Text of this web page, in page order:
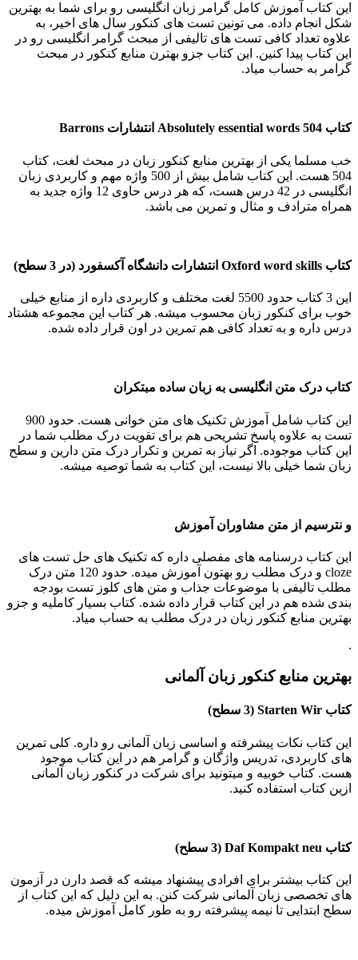
این کتاب آموزش کامل گرامر زبان انگلیسی رو برای شما به بهترین
شکل انجام داده. می تونین تست های کنکور سال های اخیر، به
علاوه تعداد کافی تست های تالیفی از مبحث گرامر انگلیسی رو در
این کتاب پیدا کنین. این کتاب جزو بهترن منابع کنکور در مبحث
گرامر به حساب میاد.
کتاب Absolutely essential words 504 انتشارات Barrons
خب مسلما یکی از بهترین منابع کنکور زبان در مبحث لغت، کتاب
504 هست. این کتاب شامل بیش از 500 واژه مهم و کاربردی زبان
انگلیسی در 42 درس هست، که هر درس حاوی 12 واژه جدید به
همراه مترادف و مثال و تمرین می باشد.
کتاب Oxford word skills انتشارات دانشگاه آکسفورد (در 3 سطح)
این 3 کتاب حدود 5500 لغت مختلف و کاربردی داره از منابع خیلی
خوب برای کنکور زبان محسوب میشه. هر کتاب این مجموعه هشتاد
درس داره و به تعداد کافی هم تمرین در اون قرار داده شده.
کتاب درک متن انگلیسی به زبان ساده مبتکران
این کتاب شامل آموزش تکنیک‌ ها‌ی متن‌ خوانی هست. حدود 900
تست به علاوه پاسخ تشریحی هم برای تقویت درک مطلب شما در
این کتاب موجوده. اگر نیاز به تمرین و تکرار درک متن دارین و سطح
زبان شما خیلی بالا نیست، این کتاب به شما توصیه میشه.
و نترسیم از متن مشاوران آموزش
این کتاب درسنامه های مفصلی داره که تکنیک های حل تست های
cloze و درک مطلب رو بهتون آموزش میده. حدود 120 متن درک
مطلب تالیفی با موضوعات جذاب و متن‌ های کلوز تست بودجه
بندی شده هم در این کتاب قرار داده شده. کتاب بسیار کاملیه و جزو
بهترین منابع کنکور زبان در درک مطلب به حساب میاد.
.
بهترین منابع کنکور زبان آلمانی
کتاب Starten Wir (3 سطح)
این کتاب نکات پیشرفته و اساسی زبان آلمانی رو داره. کلی تمرین
های کاربردی، تدریس واژگان و گرامر هم در این کتاب موجود
هست. کتاب خوبیه و میتونید برای شرکت در کنکور زبان آلمانی
ازین کتاب استفاده کنید.
کتاب Daf Kompakt neu (3 سطح)
این کتاب بیشتر برای افرادی پیشنهاد میشه که قصد دارن در آزمون
های تخصصی زبان آلمانی شرکت کنن. به این دلیل که این کتاب از
سطح ابتدایی تا نیمه پیشرفته رو به طور کامل آموزش میده.